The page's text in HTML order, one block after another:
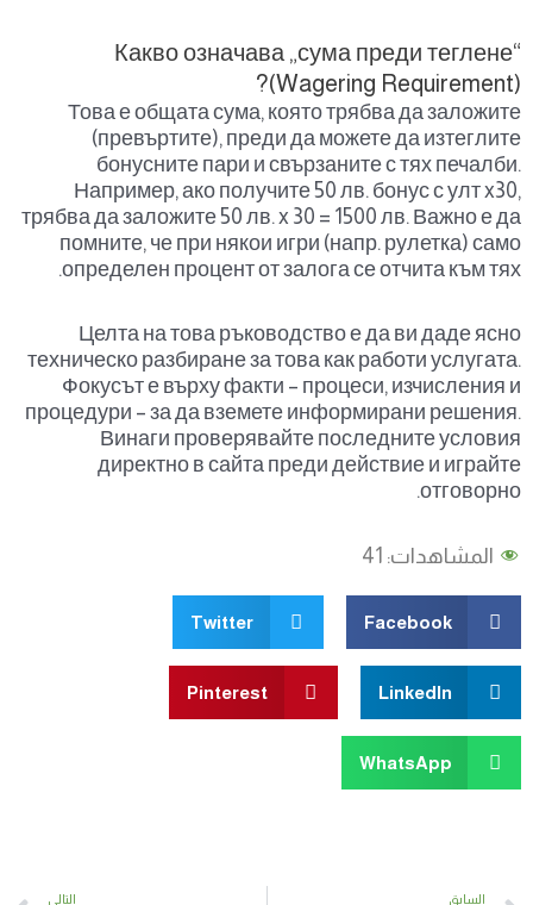
Какво означава „сума преди теглене“
(Wagering Requirement)?
Това е общата сума, която трябва да заложите
(превъртите), преди да можете да изтеглите
бонусните пари и свързаните с тях печалби.
Например, ако получите 50 лв. бонус с улт x30,
трябва да заложите 50 лв. x 30 = 1500 лв. Важно е да
помните, че при някои игри (напр. рулетка) само
определен процент от залога се отчита към тях.
Целта на това ръководство е да ви даде ясно
техническо разбиране за това как работи услугата.
Фокусът е върху факти – процеси, изчисления и
процедури – за да вземете информирани решения.
Винаги проверявайте последните условия
директно в сайта преди действие и играйте
отговорно.
المشاهدات: 41
Facebook
Twitter
LinkedIn
Pinterest
WhatsApp
السابق التالي